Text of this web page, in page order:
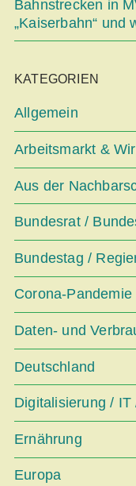
Bahnstrecken in
„Kaiserbahn“ und
KATEGORIEN
Allgemein
Arbeitsmarkt &
Aus der
Bundesrat /
Bundestag /
Corona-Pandemie
Daten- und
Deutschland
Digitalisierung / IT
Ernährung
Europa